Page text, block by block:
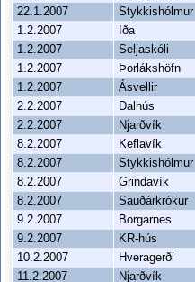
22.1.2007
Stykkishólmur
1.2.2007
Iða
1.2.2007
Seljaskóli
1.2.2007
Þorlákshöfn
1.2.2007
Ásvellir
2.2.2007
Dalhús
2.2.2007
Njarðvík
8.2.2007
Keflavík
8.2.2007
Stykkishólmur
8.2.2007
Grindavík
8.2.2007
Sauðárkrókur
9.2.2007
Borgarnes
9.2.2007
KR-hús
10.2.2007
Hveragerði
11.2.2007
Njarðvík